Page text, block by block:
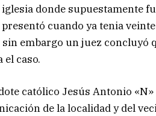
donde supuestamente
cuando ya tenia
sin embargo un juez concluyó
el caso.
católico Jesús Antonio
de la localidad y del